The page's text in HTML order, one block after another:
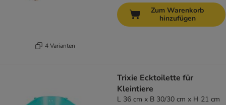
4 Varianten
Zum Warenkorb
hinzufügen
Trixie Ecktoilette für
Kleintiere
L 36 cm x B 30/30 cm x H 21 cm